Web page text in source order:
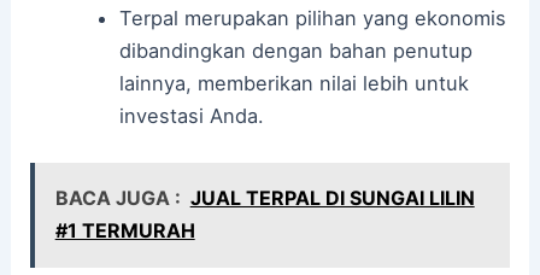
Terpal merupakan pilihan yang ekonomis
dibandingkan dengan bahan penutup
lainnya, memberikan nilai lebih untuk
investasi Anda.
BACA JUGA : JUAL TERPAL DI SUNGAI LILIN
#1 TERMURAH